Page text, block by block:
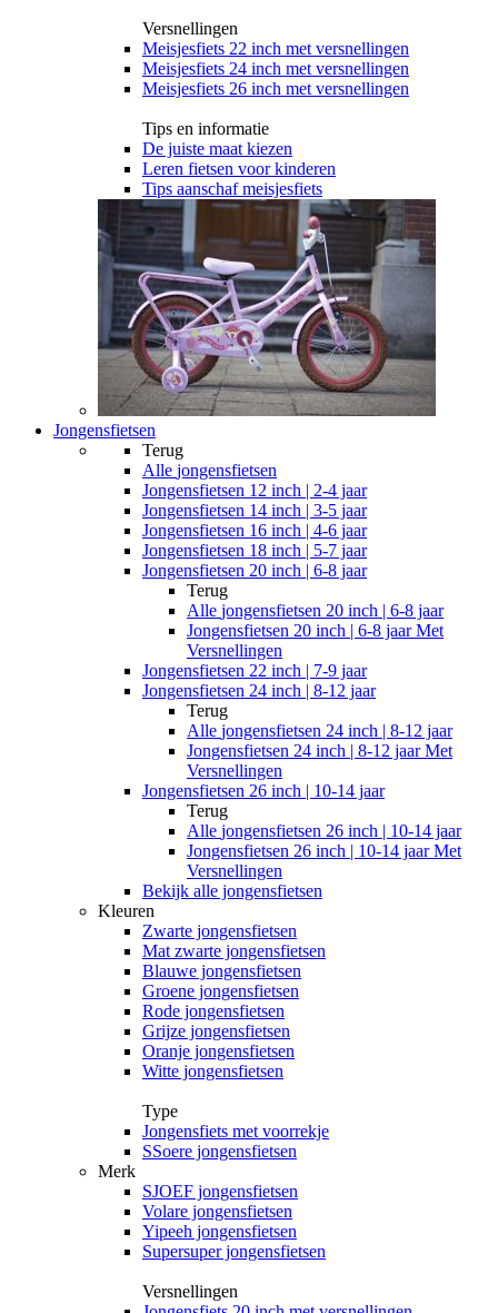
Versnellingen
Meisjesfiets 22 inch met versnellingen
Meisjesfiets 24 inch met versnellingen
Meisjesfiets 26 inch met versnellingen
Tips en informatie
De juiste maat kiezen
Leren fietsen voor kinderen
Tips aanschaf meisjesfiets
Jongensfietsen
Terug
Alle jongensfietsen
Jongensfietsen 12 inch | 2-4 jaar
Jongensfietsen 14 inch | 3-5 jaar
Jongensfietsen 16 inch | 4-6 jaar
Jongensfietsen 18 inch | 5-7 jaar
Jongensfietsen 20 inch | 6-8 jaar
Terug
Alle jongensfietsen 20 inch | 6-8 jaar
Jongensfietsen 20 inch | 6-8 jaar Met
Versnellingen
Jongensfietsen 22 inch | 7-9 jaar
Jongensfietsen 24 inch | 8-12 jaar
Terug
Alle jongensfietsen 24 inch | 8-12 jaar
Jongensfietsen 24 inch | 8-12 jaar Met
Versnellingen
Jongensfietsen 26 inch | 10-14 jaar
Terug
Alle jongensfietsen 26 inch | 10-14 jaar
Jongensfietsen 26 inch | 10-14 jaar Met
Versnellingen
Bekijk alle jongensfietsen
Kleuren
Zwarte jongensfietsen
Mat zwarte jongensfietsen
Blauwe jongensfietsen
Groene jongensfietsen
Rode jongensfietsen
Grijze jongensfietsen
Oranje jongensfietsen
Witte jongensfietsen
Type
Jongensfiets met voorrekje
SSoere jongensfietsen
Merk
SJOEF jongensfietsen
Volare jongensfietsen
Yipeeh jongensfietsen
Supersuper jongensfietsen
Versnellingen